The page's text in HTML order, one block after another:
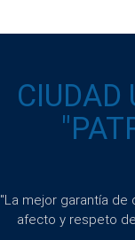
CIUDAD
"La mejor garantía
afecto y respeto